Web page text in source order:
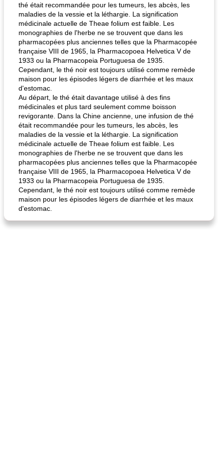
fiesta tostadas le méga's jopp joes
thé était recommandée pour les tumeurs, les abcès, les
maladies de la vessie et la léthargie. La signification
médicinale actuelle de Theae folium est faible. Les
monographies de l'herbe ne se trouvent que dans les
pharmacopées plus anciennes telles que la Pharmacopée
française VIII de 1965, la Pharmacopoea Helvetica V de
1933 ou la Pharmacopeia Portuguesa de 1935.
Cependant, le thé noir est toujours utilisé comme remède
maison pour les épisodes légers de diarrhée et les maux
d'estomac.
Au départ, le thé était davantage utilisé à des fins
médicinales et plus tard seulement comme boisson
revigorante. Dans la Chine ancienne, une infusion de thé
était recommandée pour les tumeurs, les abcès, les
maladies de la vessie et la léthargie. La signification
médicinale actuelle de Theae folium est faible. Les
monographies de l'herbe ne se trouvent que dans les
pharmacopées plus anciennes telles que la Pharmacopée
française VIII de 1965, la Pharmacopoea Helvetica V de
1933 ou la Pharmacopeia Portuguesa de 1935.
Cependant, le thé noir est toujours utilisé comme remède
maison pour les épisodes légers de diarrhée et les maux
d'estomac.